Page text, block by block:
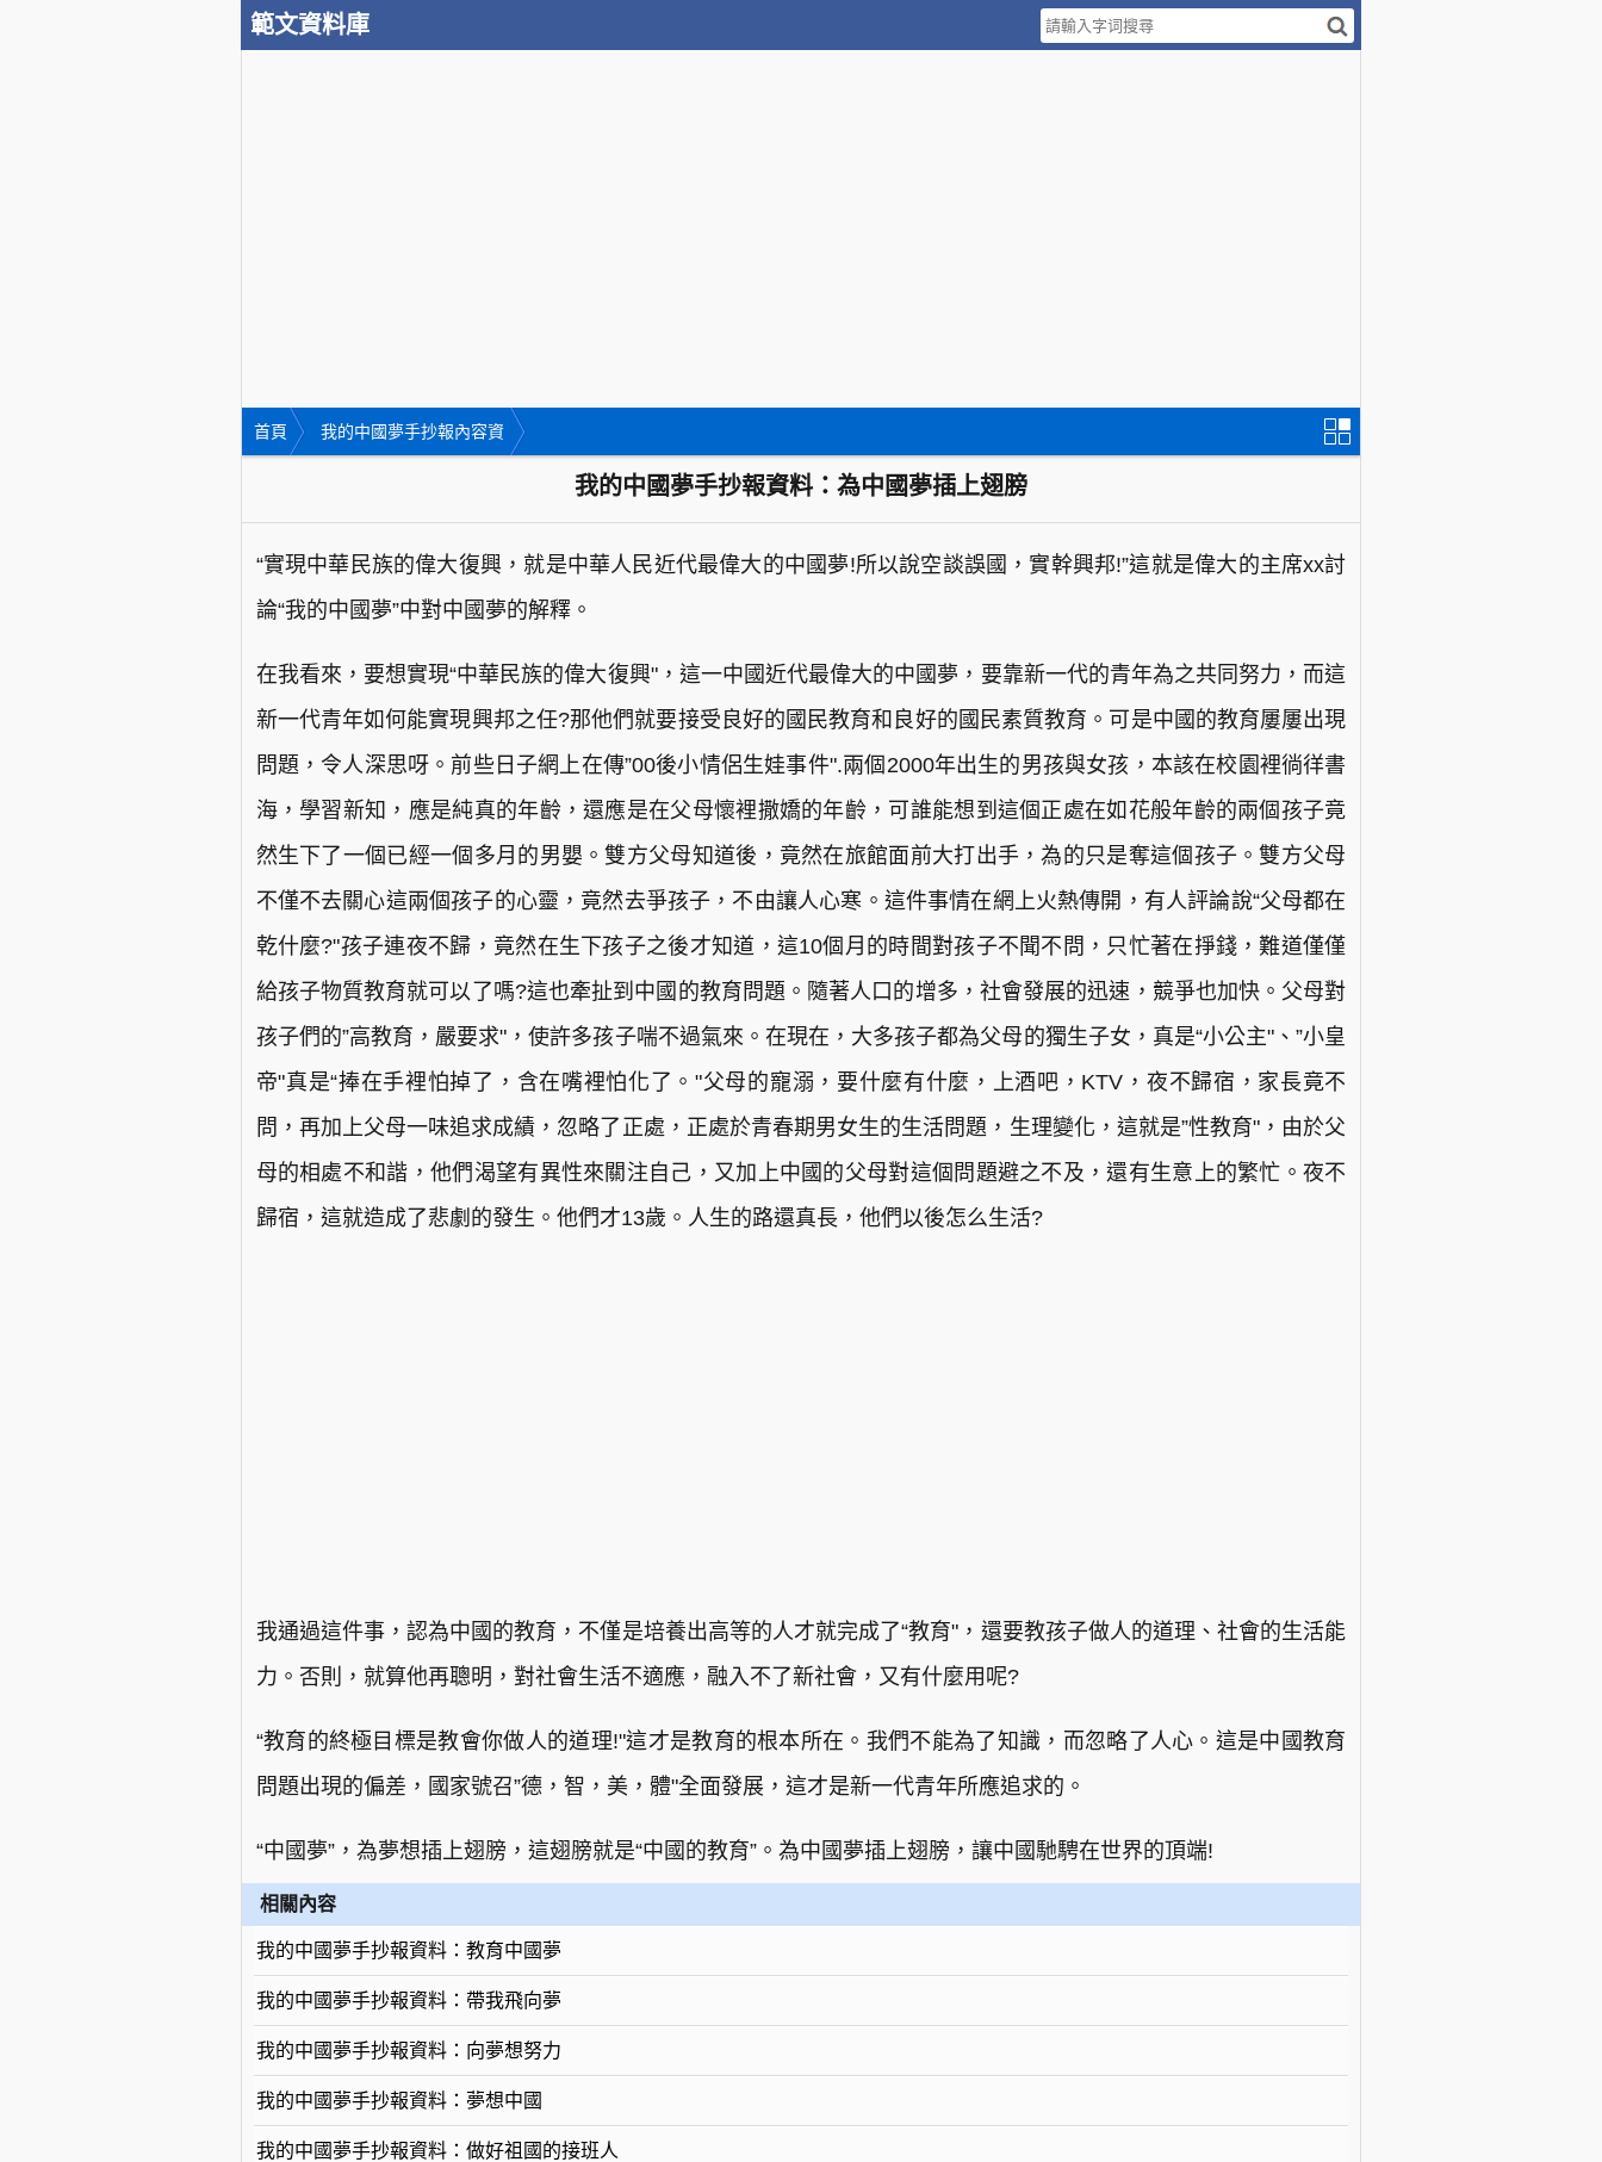
範文資料庫
首頁 我的中國夢手抄報內容資
我的中國夢手抄報資料：為中國夢插上翅膀
“實現中華民族的偉大復興，就是中華人民近代最偉大的中國夢!所以說空談誤國，實幹興邦!”這就是偉大的主席xx討
論“我的中國夢”中對中國夢的解釋。
在我看來，要想實現“中華民族的偉大復興"，這一中國近代最偉大的中國夢，要靠新一代的青年為之共同努力，而這
新一代青年如何能實現興邦之任?那他們就要接受良好的國民教育和良好的國民素質教育。可是中國的教育屢屢出現
問題，令人深思呀。前些日子網上在傳”00後小情侶生娃事件".兩個2000年出生的男孩與女孩，本該在校園裡徜徉書
海，學習新知，應是純真的年齡，還應是在父母懷裡撒嬌的年齡，可誰能想到這個正處在如花般年齡的兩個孩子竟
然生下了一個已經一個多月的男嬰。雙方父母知道後，竟然在旅館面前大打出手，為的只是奪這個孩子。雙方父母
不僅不去關心這兩個孩子的心靈，竟然去爭孩子，不由讓人心寒。這件事情在網上火熱傳開，有人評論說“父母都在
乾什麼?"孩子連夜不歸，竟然在生下孩子之後才知道，這10個月的時間對孩子不聞不問，只忙著在掙錢，難道僅僅
給孩子物質教育就可以了嗎?這也牽扯到中國的教育問題。隨著人口的增多，社會發展的迅速，競爭也加快。父母對
孩子們的”高教育，嚴要求"，使許多孩子喘不過氣來。在現在，大多孩子都為父母的獨生子女，真是“小公主"、”小皇
帝"真是“捧在手裡怕掉了，含在嘴裡怕化了。"父母的寵溺，要什麼有什麼，上酒吧，KTV，夜不歸宿，家長竟不
問，再加上父母一味追求成績，忽略了正處，正處於青春期男女生的生活問題，生理變化，這就是”性教育"，由於父
母的相處不和諧，他們渴望有異性來關注自己，又加上中國的父母對這個問題避之不及，還有生意上的繁忙。夜不
歸宿，這就造成了悲劇的發生。他們才13歲。人生的路還真長，他們以後怎么生活?
我通過這件事，認為中國的教育，不僅是培養出高等的人才就完成了“教育"，還要教孩子做人的道理、社會的生活能
力。否則，就算他再聰明，對社會生活不適應，融入不了新社會，又有什麼用呢?
“教育的終極目標是教會你做人的道理!"這才是教育的根本所在。我們不能為了知識，而忽略了人心。這是中國教育
問題出現的偏差，國家號召”德，智，美，體"全面發展，這才是新一代青年所應追求的。
“中國夢”，為夢想插上翅膀，這翅膀就是“中國的教育”。為中國夢插上翅膀，讓中國馳騁在世界的頂端!
相關內容
我的中國夢手抄報資料：教育中國夢
我的中國夢手抄報資料：帶我飛向夢
我的中國夢手抄報資料：向夢想努力
我的中國夢手抄報資料：夢想中國
我的中國夢手抄報資料：做好祖國的接班人